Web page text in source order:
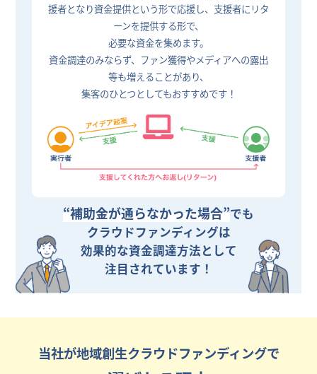
援者となり資金提供という形で応援し、支援者にリタ
ーンを提供する形で、
必要な資金を集めます。
資金調達のみならず、ファン獲得やメディアへの露出
等も増えることがあり、
集客のひとつとしてもおすすめです！
“補助金が通らなかった場合”でも
クラウドファンディングは
効果的な資金調達方法として
注目されています！
当社が地域創生クラウドファンディングで